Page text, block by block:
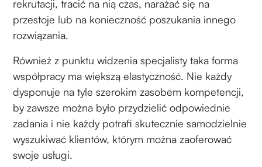
rekrutacji, tracić na nią czas, narażać się na
przestoje lub na konieczność poszukania innego
rozwiązania.
Również z punktu widzenia specjalisty taka forma
współpracy ma większą elastyczność. Nie każdy
dysponuje na tyle szerokim zasobem kompetencji,
by zawsze można było przydzielić odpowiednie
zadania i nie każdy potrafi skutecznie samodzielnie
wyszukiwać klientów, którym można zaoferować
swoje usługi.